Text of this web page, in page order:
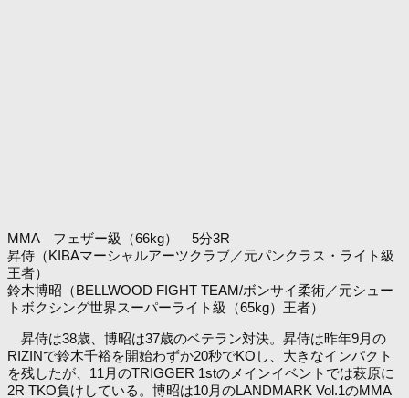
MMA フェザー級（66kg） 5分3R
昇侍（KIBAマーシャルアーツクラブ／元パンクラス・ライト級
王者）
鈴木博昭（BELLWOOD FIGHT TEAM/ボンサイ柔術／元シュー
トボクシング世界スーパーライト級（65kg）王者）
昇侍は38歳、博昭は37歳のベテラン対決。昇侍は昨年9月の
RIZINで鈴木千裕を開始わずか20秒でKOし、大きなインパクト
を残したが、11月のTRIGGER 1stのメインイベントでは萩原に
2R TKO負けしている。博昭は10月のLANDMARK Vol.1のMMA